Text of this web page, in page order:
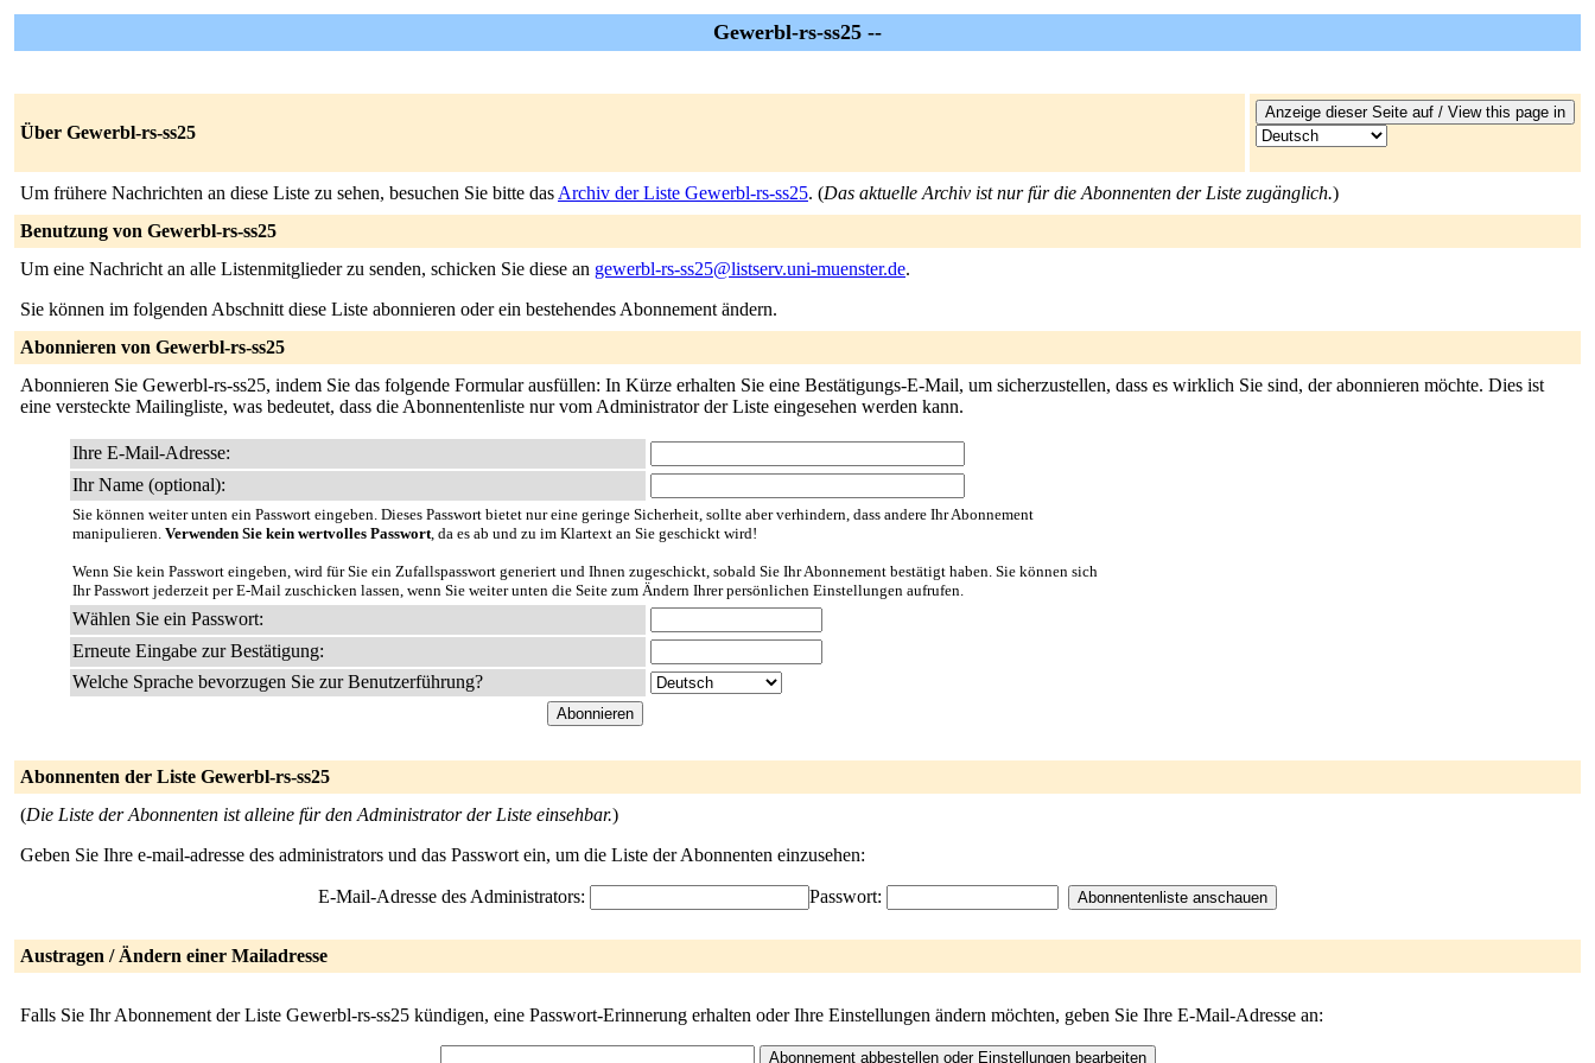
Gewerbl-rs-ss25 --
Über Gewerbl-rs-ss25
Um frühere Nachrichten an diese Liste zu sehen, besuchen Sie bitte das Archiv der Liste Gewerbl-rs-ss25. (Das aktuelle Archiv ist nur für die Abonnenten der Liste zugänglich.)
Benutzung von Gewerbl-rs-ss25
Um eine Nachricht an alle Listenmitglieder zu senden, schicken Sie diese an gewerbl-rs-ss25@listserv.uni-muenster.de.
Sie können im folgenden Abschnitt diese Liste abonnieren oder ein bestehendes Abonnement ändern.
Abonnieren von Gewerbl-rs-ss25
Abonnieren Sie Gewerbl-rs-ss25, indem Sie das folgende Formular ausfüllen: In Kürze erhalten Sie eine Bestätigungs-E-Mail, um sicherzustellen, dass es wirklich Sie sind, der abonnieren möchte. Dies ist
eine versteckte Mailingliste, was bedeutet, dass die Abonnentenliste nur vom Administrator der Liste eingesehen werden kann.
Ihre E-Mail-Adresse:
Ihr Name (optional):
Sie können weiter unten ein Passwort eingeben. Dieses Passwort bietet nur eine geringe Sicherheit, sollte aber verhindern, dass andere Ihr Abonnement
manipulieren. Verwenden Sie kein wertvolles Passwort, da es ab und zu im Klartext an Sie geschickt wird!
Wenn Sie kein Passwort eingeben, wird für Sie ein Zufallspasswort generiert und Ihnen zugeschickt, sobald Sie Ihr Abonnement bestätigt haben. Sie können sich
Ihr Passwort jederzeit per E-Mail zuschicken lassen, wenn Sie weiter unten die Seite zum Ändern Ihrer persönlichen Einstellungen aufrufen.
Wählen Sie ein Passwort:
Erneute Eingabe zur Bestätigung:
Welche Sprache bevorzugen Sie zur Benutzerführung?
Abonnenten der Liste Gewerbl-rs-ss25
(Die Liste der Abonnenten ist alleine für den Administrator der Liste einsehbar.)
Geben Sie Ihre e-mail-adresse des administrators und das Passwort ein, um die Liste der Abonnenten einzusehen:
E-Mail-Adresse des Administrators: Passwort:
Austragen / Ändern einer Mailadresse
Falls Sie Ihr Abonnement der Liste Gewerbl-rs-ss25 kündigen, eine Passwort-Erinnerung erhalten oder Ihre Einstellungen ändern möchten, geben Sie Ihre E-Mail-Adresse an: